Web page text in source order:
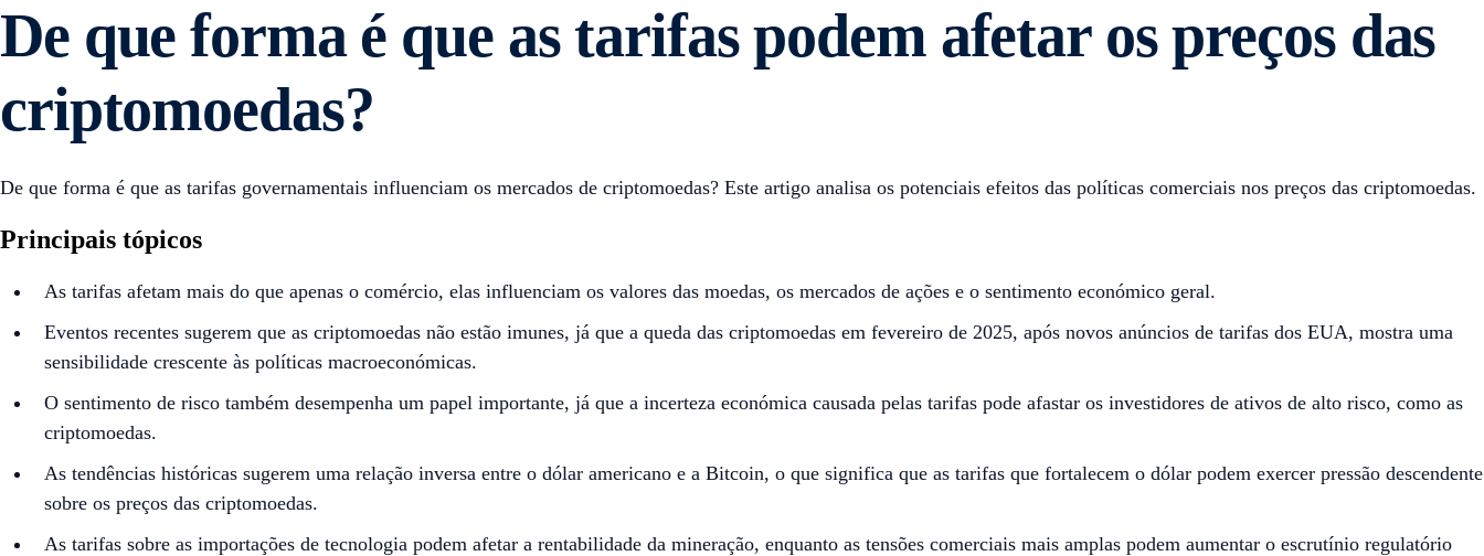
De que forma é que as tarifas podem afetar os preços das
criptomoedas?
De que forma é que as tarifas governamentais influenciam os mercados de criptomoedas? Este artigo analisa os potenciais efeitos das políticas comerciais nos preços das criptomoedas.
Principais tópicos
As tarifas afetam mais do que apenas o comércio, elas influenciam os valores das moedas, os mercados de ações e o sentimento económico geral.
Eventos recentes sugerem que as criptomoedas não estão imunes, já que a queda das criptomoedas em fevereiro de 2025, após novos anúncios de tarifas dos EUA, mostra uma
sensibilidade crescente às políticas macroeconómicas.
O sentimento de risco também desempenha um papel importante, já que a incerteza económica causada pelas tarifas pode afastar os investidores de ativos de alto risco, como as
criptomoedas.
As tendências históricas sugerem uma relação inversa entre o dólar americano e a Bitcoin, o que significa que as tarifas que fortalecem o dólar podem exercer pressão descendente
sobre os preços das criptomoedas.
As tarifas sobre as importações de tecnologia podem afetar a rentabilidade da mineração, enquanto as tensões comerciais mais amplas podem aumentar o escrutínio regulatório